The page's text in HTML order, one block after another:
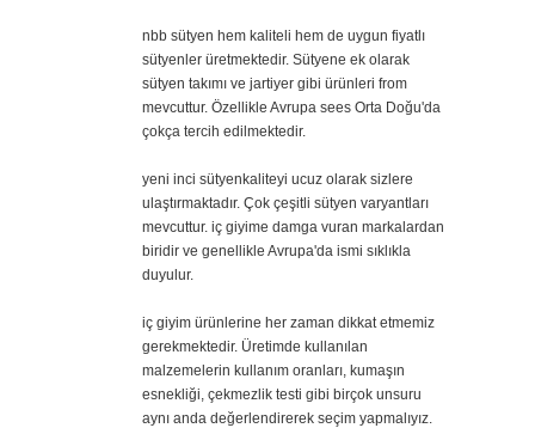
nbb sütyen hem kaliteli hem de uygun fiyatlı
sütyenler üretmektedir. Sütyene ek olarak
sütyen takımı ve jartiyer gibi ürünleri from
mevcuttur. Özellikle Avrupa sees Orta Doğu'da
çokça tercih edilmektedir.
yeni inci sütyenkaliteyi ucuz olarak sizlere
ulaştırmaktadır. Çok çeşitli sütyen varyantları
mevcuttur. iç giyime damga vuran markalardan
biridir ve genellikle Avrupa'da ismi sıklıkla
duyulur.
iç giyim ürünlerine her zaman dikkat etmemiz
gerekmektedir. Üretimde kullanılan
malzemelerin kullanım oranları, kumaşın
esnekliği, çekmezlik testi gibi birçok unsuru
aynı anda değerlendirerek seçim yapmalıyız.